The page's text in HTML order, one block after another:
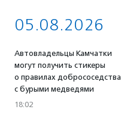
05.08.2026
Автовладельцы Камчатки
могут получить стикеры
о правилах добрососедства
с бурыми медведями
18:02